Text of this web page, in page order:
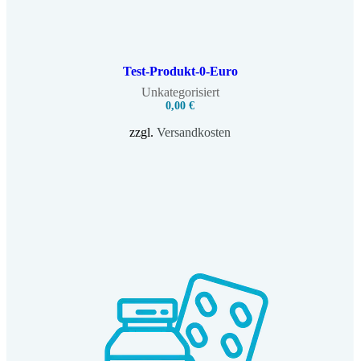
Test-Produkt-0-Euro
Unkategorisiert
0,00 €
zzgl. Versandkosten